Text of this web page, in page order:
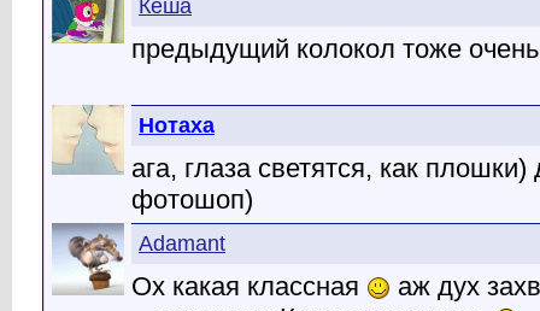
Кеша
предыдущий колокол тоже
Нотаха
ага, глаза светятся, как плошки)
фотошоп)
Adamant
Ох какая классная
аж дух